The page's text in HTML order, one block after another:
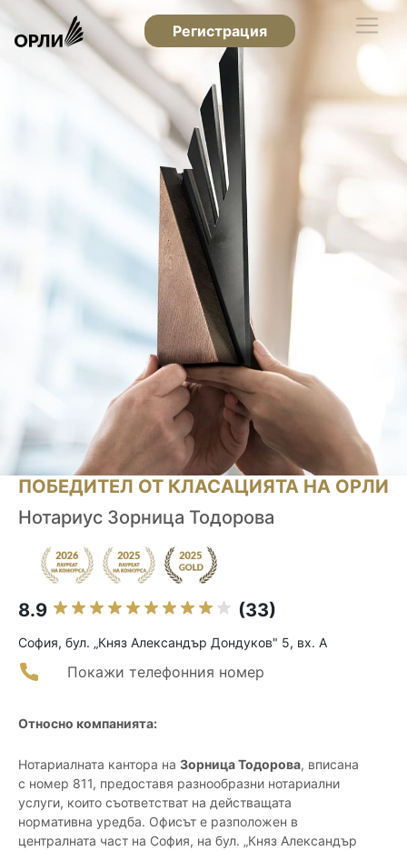
Регистрация
ПОБЕДИТЕЛ ОТ КЛАСАЦИЯТА НА ОРЛИ
Нотариус Зорница Тодорова
8.9 (33)
София, бул. „Княз Александър Дондуков" 5, вх. А
Покажи телефонния номер
Относно компанията:
Нотариалната кантора на Зорница Тодорова, вписана
с номер 811, предоставя разнообразни нотариални
услуги, които съответстват на действащата
нормативна уредба. Офисът е разположен в
централната част на София, на бул. „Княз Александър